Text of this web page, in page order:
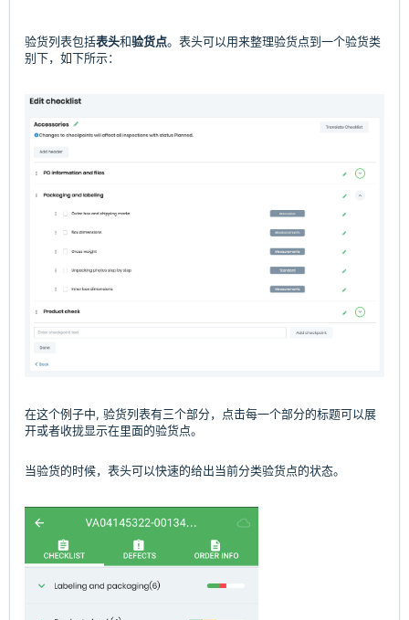
验货列表包括表头和验货点。表头可以用来整理验货点到一个验货类
别下，如下所示：
在这个例子中, 验货列表有三个部分，点击每一个部分的标题可以展
开或者收拢显示在里面的验货点。
当验货的时候，表头可以快速的给出当前分类验货点的状态。